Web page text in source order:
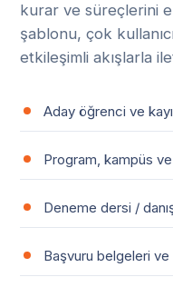
kurar ve süreçlerini
şablonu, çok
etkileşimli akışlarla
Aday öğrenci ve
Program, kampüs
Deneme dersi /
Başvuru belgeleri ve